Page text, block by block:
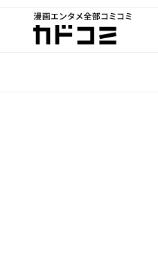
漫画エンタメ全部コミコミ
カドコミ